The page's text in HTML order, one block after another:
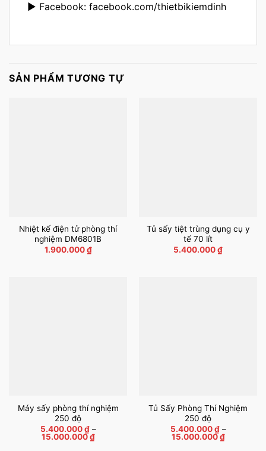
▶️ Facebook: facebook.com/thietbikiemdinh
SẢN PHẨM TƯƠNG TỰ
Nhiệt kế điện tử phòng thí
nghiệm DM6801B
1.900.000₫
Tủ sấy tiệt trùng dụng cụ y
tế 70 lít
5.400.000₫
Máy sấy phòng thí nghiệm
250 độ
5.400.000₫ –
15.000.000₫Khoảng
giá:
Tủ Sấy Phòng Thí Nghiệm
250 độ
5.400.000₫ –
15.000.000₫Khoảng
giá: